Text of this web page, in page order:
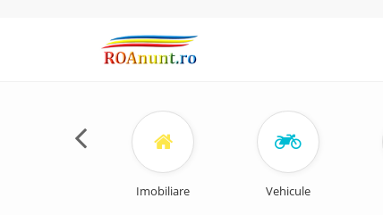
Imobiliare Vehicule